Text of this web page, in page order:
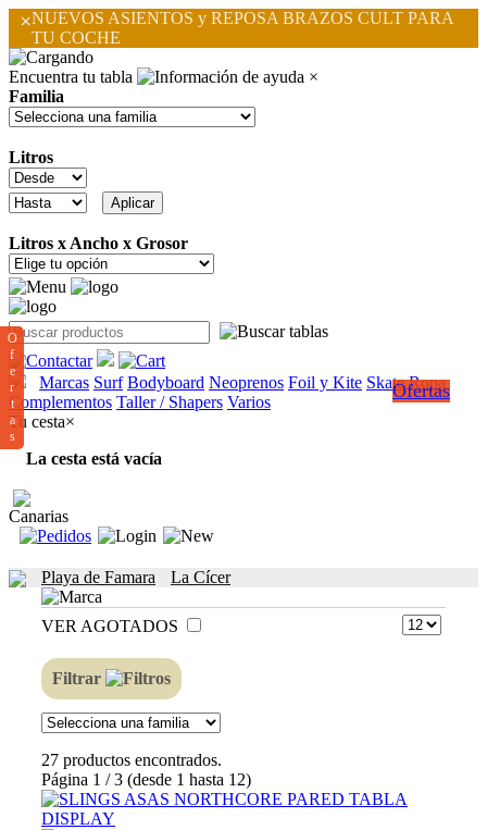
×NUEVOS ASIENTOS y REPOSA BRAZOS CULT PARA
TU COCHE
Encuentra tu tabla
×
Familia
Litros
Litros x Ancho x Grosor
Marcas Surf Bodyboard Neoprenos Foil y Kite Skate Ropa
Complementos Taller / Shapers Varios
Ofertas
O
f
e
r
t
a
s
Tu cesta×
La cesta está vacía
Canarias
Playa de Famara La Cícer
VER AGOTADOS
Filtrar
27 productos encontrados.
Página 1 / 3 (desde 1 hasta 12)